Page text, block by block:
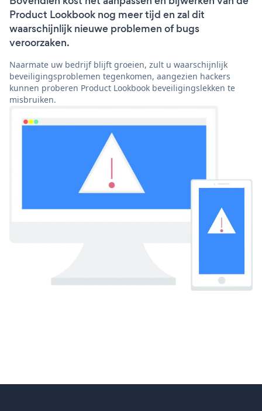
Product Lookbook nog meer tijd en zal dit
waarschijnlijk nieuwe problemen of bugs
veroorzaken.
Naarmate uw bedrijf blijft groeien, zult u waarschijnlijk
beveiligingsproblemen tegenkomen, aangezien hackers
kunnen proberen Product Lookbook beveiligingslekken te
misbruiken.